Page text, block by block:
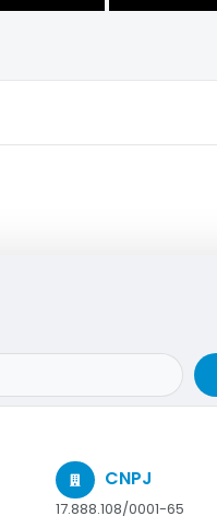
CNPJ
17.888.108/0001-65